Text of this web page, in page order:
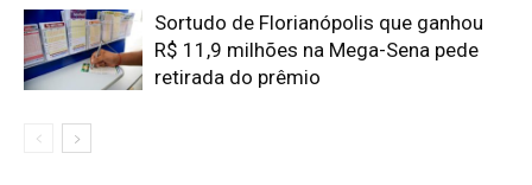
Sortudo de Florianópolis que ganhou
R$ 11,9 milhões na Mega-Sena pede
retirada do prêmio